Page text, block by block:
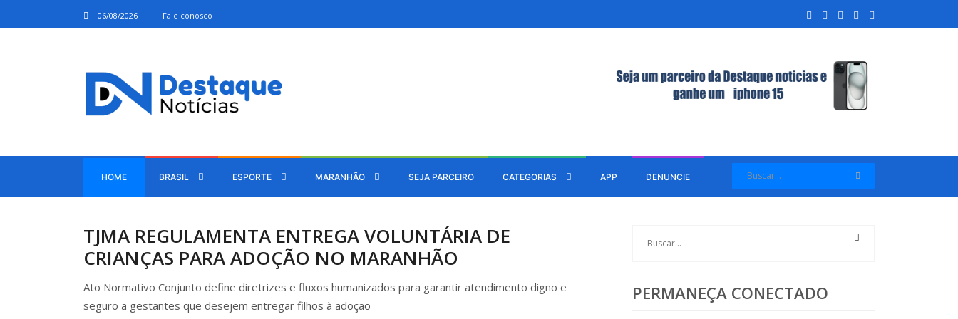
06/08/2026 Fale conosco
HOME BRASIL ESPORTE MARANHÃO SEJA PARCEIRO CATEGORIAS APP DENUNCIE
TJMA REGULAMENTA ENTREGA VOLUNTÁRIA DE
CRIANÇAS PARA ADOÇÃO NO MARANHÃO
Ato Normativo Conjunto define diretrizes e fluxos humanizados para garantir atendimento digno e
seguro a gestantes que desejem entregar filhos à adoção
PERMANEÇA CONECTADO